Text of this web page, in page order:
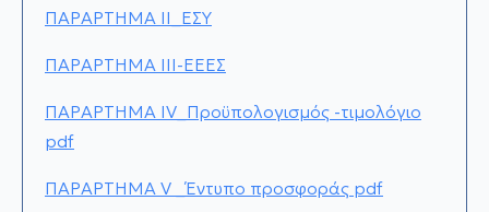
ΠΑΡΑΡΤΗΜΑ ΙΙ_ΕΣΥ
ΠΑΡΑΡΤΗΜΑ ΙΙΙ-ΕΕΕΣ
ΠΑΡΑΡΤΗΜΑ ΙV_Προϋπολογισμός -τιμολόγιο
pdf
ΠΑΡΑΡΤΗΜΑ V _Έντυπο προσφοράς pdf